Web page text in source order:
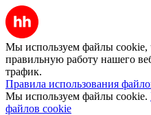
Мы используем файлы cookie,
правильную работу нашего
трафик.
Правила использования
Мы используем файлы cookie.
файлов cookie